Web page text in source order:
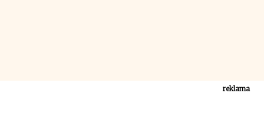
reklama